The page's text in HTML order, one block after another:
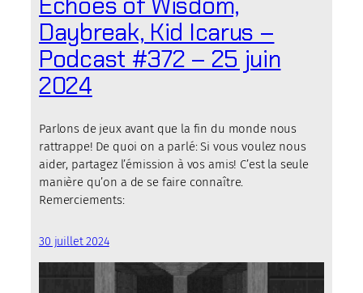
Daybreak, Kid Icarus –
Podcast #372 – 25 juin
2024
Parlons de jeux avant que la fin du monde nous
rattrappe! De quoi on a parlé: Si vous voulez nous
aider, partagez l’émission à vos amis! C’est la seule
manière qu’on a de se faire connaître.
Remerciements:
30 juillet 2024